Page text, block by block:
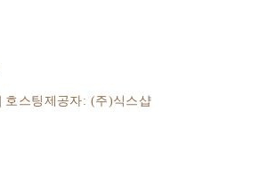
| 호스팅제공자: (주)식스샵